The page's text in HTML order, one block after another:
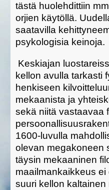
tästä huolehdittiin
orjien käytöllä.
saatavilla
psykologisia keinoja.
Keskiajan
kellon avulla tarkasti
henkiseen
mekaanista ja
sekä niitä vastaavaa
1600-luvulla
olevan megakoneen
täysin mekaaninen
maailmankaikkeus
suuri kellon